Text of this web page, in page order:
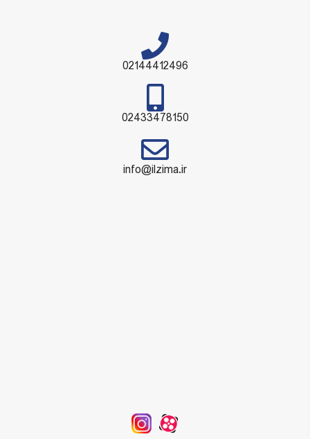
02144412496
02433478150
info@ilzima.ir